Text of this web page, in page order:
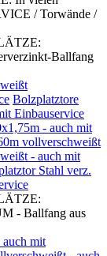
/ Torwände /
Ballfang
Bolzplatztore
Einbauservice
- auch mit
vollverschweißt
- auch mit
Stahl verz.
- Ballfang aus
mit